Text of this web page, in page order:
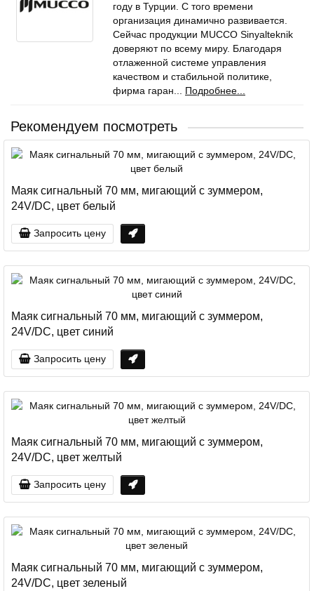
году в Турции. С того времени
организация динамично развивается.
Сейчас продукции MUCCO Sinyalteknik
доверяют по всему миру. Благодаря
отлаженной системе управления
качеством и стабильной политике,
фирма гаран... Подробнее...
Рекомендуем посмотреть
Маяк сигнальный 70 мм, мигающий с зуммером,
24V/DC, цвет белый
Запросить цену
Маяк сигнальный 70 мм, мигающий с зуммером,
24V/DC, цвет синий
Запросить цену
Маяк сигнальный 70 мм, мигающий с зуммером,
24V/DC, цвет желтый
Запросить цену
Маяк сигнальный 70 мм, мигающий с зуммером,
24V/DC, цвет зеленый